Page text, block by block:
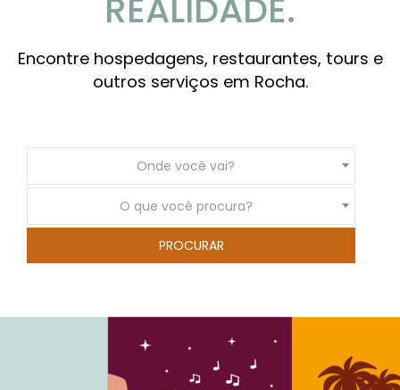
REALIDADE.
Encontre hospedagens, restaurantes, tours e
outros serviços em Rocha.
Onde você vai?
O que você procura?